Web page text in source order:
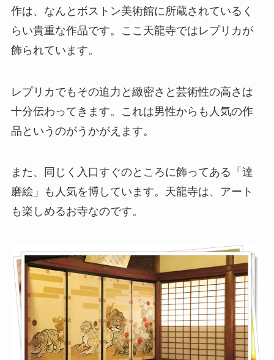
作は、なんとボストン美術館に所蔵されているく
らい貴重な作品です。ここ天龍寺ではレプリカが
飾られています。
レプリカでもその迫力と緻密さと芸術性の高さは
十分伝わってきます。これは男性からも人気の作
品というのがうかがえます。
また、同じく入口すぐのところに飾ってある「達
磨絵」も人気を博しています。天龍寺は、アート
も楽しめるお寺なのです。